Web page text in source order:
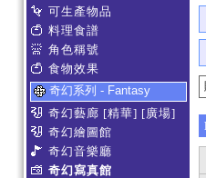
可生產物品
料理食譜
角色稱號
食物效果
奇幻系列 - Fantasy
奇幻藝廊 [精華] [廣場]
奇幻繪圖館
奇幻音樂廳
奇幻寫真館